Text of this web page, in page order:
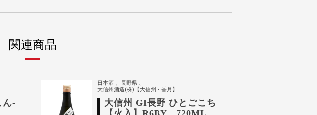
関連商品
ん-
日本酒
長野県
大信州酒造(株)【大信州・香月】
大信州 GI長野 ひとごこち
【火入】R6BY 720ML